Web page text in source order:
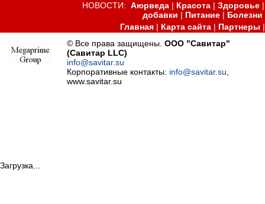
НОВОСТИ:Аюрведа | Красота |Здоровье
добавки | Питание| Болезни
Главная| Карта сайта| Партнеры
© Все права защищены.ООО "Савитар"
(Савитар LLC)
info@savitar.su
Корпоративные контакты: info@savitar.su
www.savitar.su
Загрузка...